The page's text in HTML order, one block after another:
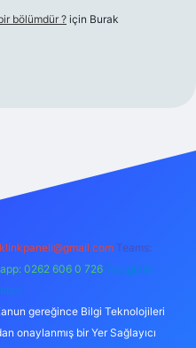
bölümdür ? için Burak
Teams:
0262 606 0 726 Telegram:
gereğince Bilgi Teknolojileri
onaylanmış bir Yer Sağlayıcı